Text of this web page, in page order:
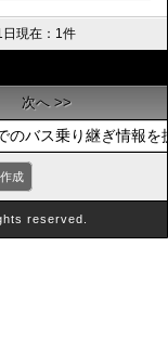
現在：1件
次へ >>
のバス乗り継ぎ情報
成
reserved.